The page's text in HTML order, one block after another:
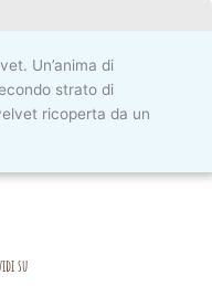
Un’anima di
strato di
ricoperta da un
su